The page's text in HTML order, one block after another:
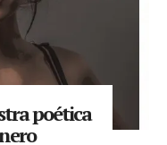
poética